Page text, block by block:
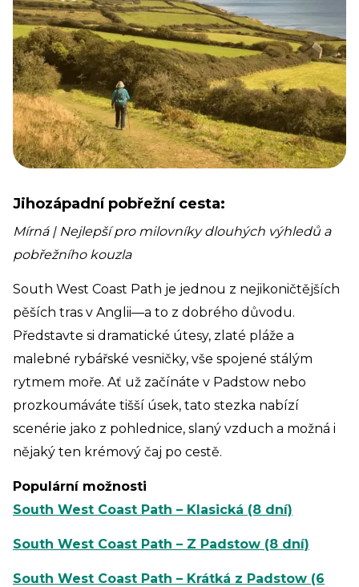
Jihozápadní pobřežní cesta:
Mírná | Nejlepší pro milovníky dlouhých výhledů a
pobřežního kouzla
South West Coast Path je jednou z nejikoničtějších
pěších tras v Anglii—a to z dobrého důvodu.
Představte si dramatické útesy, zlaté pláže a
malebné rybářské vesničky, vše spojené stálým
rytmem moře. Ať už začínáte v Padstow nebo
prozkoumáváte tišší úsek, tato stezka nabízí
scenérie jako z pohlednice, slaný vzduch a možná i
nějaký ten krémový čaj po cestě.
Populární možnosti
South West Coast Path – Klasická (8 dní)
South West Coast Path – Z Padstow (8 dní)
South West Coast Path – Krátká z Padstow (6